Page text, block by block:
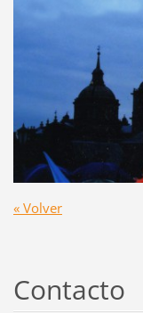
« Volver
Contacto